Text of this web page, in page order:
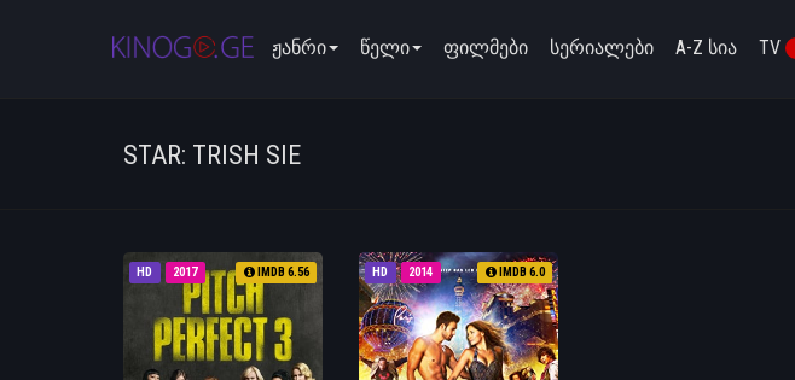
ჟანრი წელი ფილმები სერიალები A-Z სია TV
STAR: TRISH SIE
HD 2017 IMDB 6.56 HD 2014 IMDB 6.0